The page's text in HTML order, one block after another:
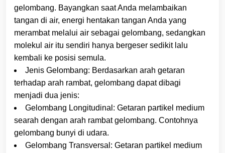
gelombang. Bayangkan saat Anda melambaikan
tangan di air, energi hentakan tangan Anda yang
merambat melalui air sebagai gelombang, sedangkan
molekul air itu sendiri hanya bergeser sedikit lalu
kembali ke posisi semula.
Jenis Gelombang: Berdasarkan arah getaran
terhadap arah rambat, gelombang dapat dibagi
menjadi dua jenis:
Gelombang Longitudinal: Getaran partikel medium
searah dengan arah rambat gelombang. Contohnya
gelombang bunyi di udara.
Gelombang Transversal: Getaran partikel medium